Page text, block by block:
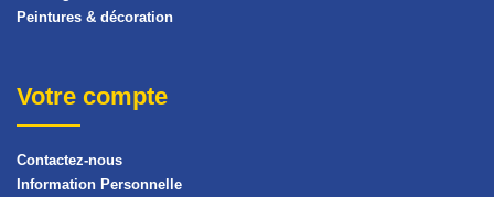
Peintures & décoration
Votre compte
Contactez-nous
Information Personnelle